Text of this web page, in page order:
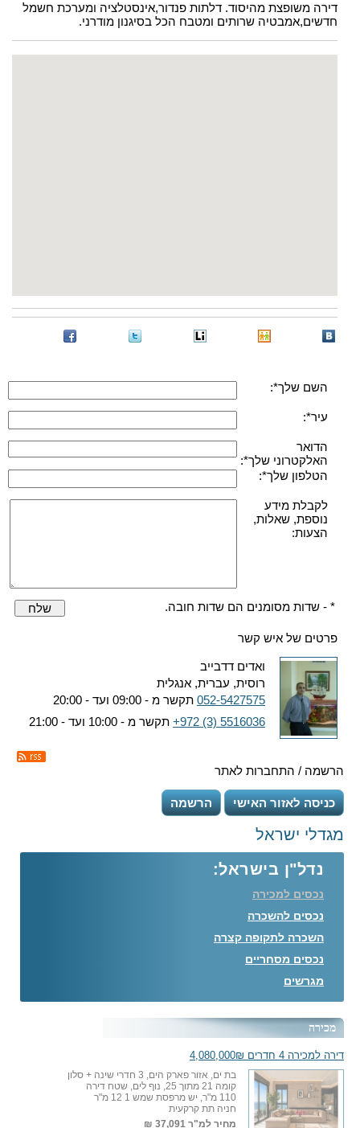
דירה משופצת מהיסוד. דלתות פנדור,אינסטלציה ומערכת חשמל
חדשים,אמבטיה שרותים ומטבח הכל בסיגנון מודרני.
השם שלך*:
עיר*:
הדואר
האלקטרוני שלך*:
הטלפון שלך*:
לקבלת מידע
נוספת, שאלות,
הצעות:
* - שדות מסומנים הם שדות חובה. שלח
פרטים של איש קשר
ואדים דדבייב
רוסית, עברית, אנגלית
052-5427575 תקשר מ - 09:00 ועד - 20:00
+972 (3) 5516036 תקשר מ - 10:00 ועד - 21:00
הרשמה / התחברות לאתר
כניסה לאזור האישי הרשמה
מגדלי ישראל
נדל"ן בישראל:
נכסים למכירה
נכסים להשכרה
השכרה לתקופה קצרה
נכסים מסחריים
מגרשים
מכירה
דירה למכירה 4 חדרים 4,080,000₪
בת ים, אזור פארק הים, 3 חדרי שינה + סלון
קומה 21 מתוך 25, נוף לים, שטח דירה
110 מ"ר, יש מרפסת שמש 1 12 מ"ר
חניה תת קרקעית
מחיר למ"ר 37,091 ₪